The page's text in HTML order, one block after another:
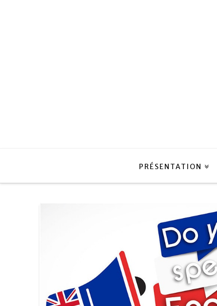
PRÉSENTATION